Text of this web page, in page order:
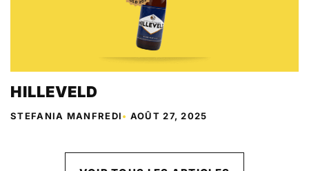
HILLEVELD
STEFANIA MANFREDI• AOÛT 27, 2025